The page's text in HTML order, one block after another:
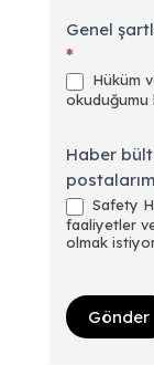
Genel
*
Hüküm
okuduğumu
Haber
Safety
faaliyetler
olmak
Gönder